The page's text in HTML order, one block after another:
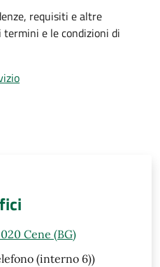
requisiti e altre
e le condizioni di
Cene (BG)
(interno 6))